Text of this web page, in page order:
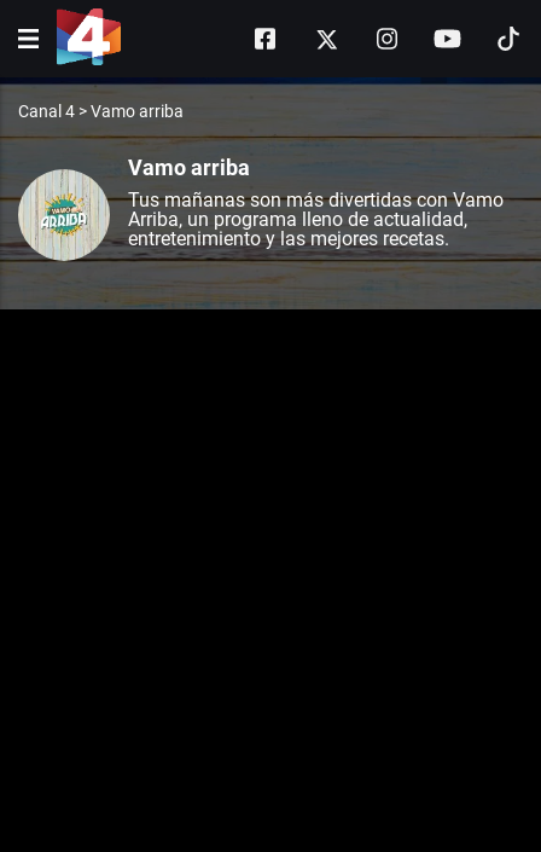
Canal 4 >Vamo arriba
Vamo arriba
Tus mañanas son más divertidas con Vamo
Arriba, un programa lleno de actualidad,
entretenimiento y las mejores recetas.